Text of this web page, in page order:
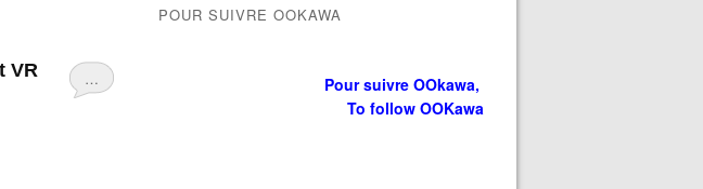
…
VR
POUR SUIVRE OOKAWA
Pour suivre OOkawa,
To follow OOKawa